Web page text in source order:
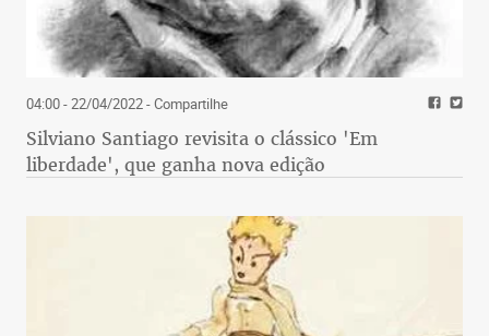
04:00 - 22/04/2022- Compartilhe
Silviano Santiago revisita o clássico 'Em
liberdade', que ganha nova edição